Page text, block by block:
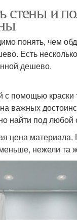
стены и
понять, чем
Есть
дешево.
с помощью краски
важных
найти под любой
цена материала.
нежели та